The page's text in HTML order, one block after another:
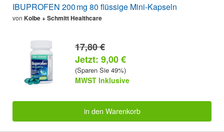
IBUPROFEN 200 mg 80 flüssige Mini-Kapseln
von Kolbe + Schmitt Healthcare
17,80 €
Jetzt: 9,00 €
(Sparen Sie 49%)
MWST Inklusive
in den Warenkorb